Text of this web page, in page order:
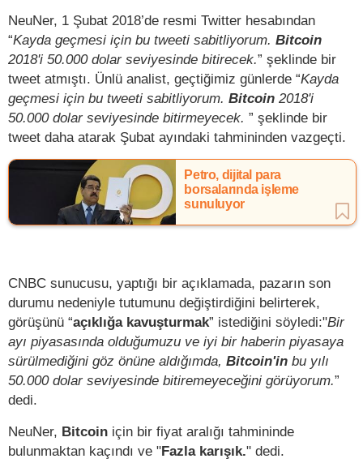
NeuNer, 1 Şubat 2018’de resmi Twitter hesabından
“Kayda geçmesi için bu tweeti sabitliyorum. Bitcoin
2018'i 50.000 dolar seviyesinde bitirecek.” şeklinde bir
tweet atmıştı. Ünlü analist, geçtiğimiz günlerde “Kayda
geçmesi için bu tweeti sabitliyorum. Bitcoin 2018'i
50.000 dolar seviyesinde bitirmeyecek. ” şeklinde bir
tweet daha atarak Şubat ayındaki tahmininden vazgeçti.
Petro, dijital para
borsalarında işleme
sunuluyor
CNBC sunucusu, yaptığı bir açıklamada, pazarın son
durumu nedeniyle tutumunu değiştirdiğini belirterek,
görüşünü “açıklığa kavuşturmak” istediğini söyledi:"Bir
ayı piyasasında olduğumuzu ve iyi bir haberin piyasaya
sürülmediğini göz önüne aldığımda, Bitcoin'in bu yılı
50.000 dolar seviyesinde bitiremeyeceğini görüyorum.”
dedi.
NeuNer, Bitcoin için bir fiyat aralığı tahmininde
bulunmaktan kaçındı ve "Fazla karışık." dedi.